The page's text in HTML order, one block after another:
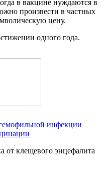
в вакцине нуждаются в
произвести в частных
цену.
одного года.
инфекции
от клещевого энцефалита